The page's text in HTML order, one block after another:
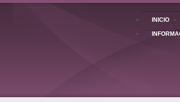
INICIO